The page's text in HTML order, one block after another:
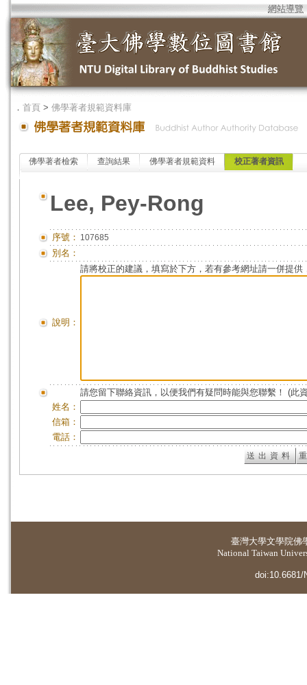
網站導覽
． 首頁 > 佛學著者規範資料庫
佛學著者檢索 查詢結果 佛學著者規範資料 校正著者資訊
Lee, Pey-Rong
序號： 107685
別名：
說明：
請將校正的建議，填寫於下方，若有參考網址請一併提供
請您留下聯絡資訊，以便我們有疑問時能與您聯繫！ (此
姓名：
信箱：
電話：
臺灣大學文學院佛
National Taiwan
doi:10.6681/